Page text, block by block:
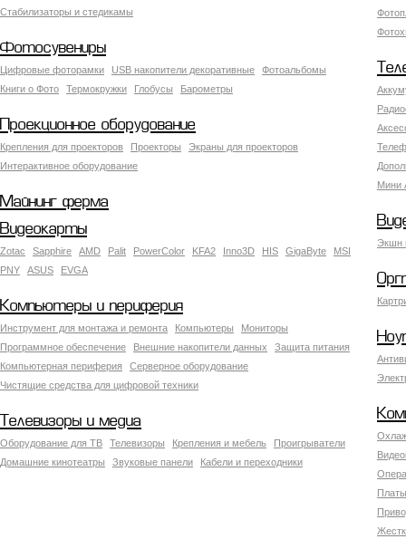
Стабилизаторы и стедикамы
Фотосувениры
Цифровые фоторамки USB накопители декоративные
Фотоальбомы
Книги о Фото
Термокружки Глобусы Барометры
Мини
Проекционное оборудование
Крепления для проекторов Проекторы
Экраны для проекторов
Интерактивное оборудование
Майнинг ферма
Экшн
Видеокарты
Zotac Sapphire AMD Palit PowerColor KFA2 Inno3D HIS GigaByte
MSI
PNY
ASUS EVGA
Компьютеры и периферия
Инструмент для монтажа и ремонта Компьютеры
Мониторы
Программное обеспечение
Внешние накопители данных
Защита питания
Компьютерная периферия
Серверное оборудование
Чистящие средства для цифровой техники
Телевизоры и медиа
Оборудование для ТВ Телевизоры Крепления и мебель
Проигрыватели
Домашние кинотеатры
Звуковые панели Кабели и переходники